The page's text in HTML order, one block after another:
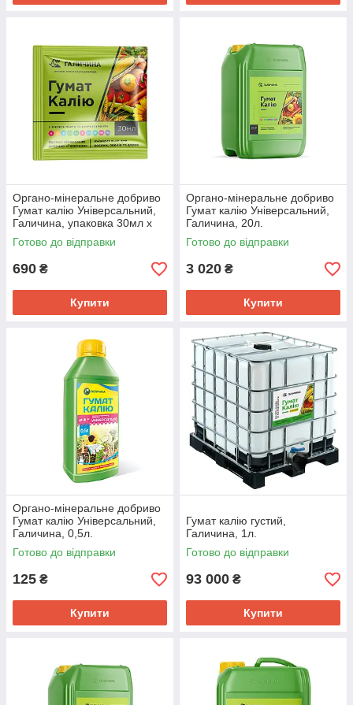
Органо-мінеральне добриво
Гумат калію Універсальний,
Галичина, упаковка 30мл х
40шт.
Готово до відправки
690 ₴
Купити
Органо-мінеральне добриво
Гумат калію Універсальний,
Галичина, 20л.
Готово до відправки
3 020 ₴
Купити
Органо-мінеральне добриво
Гумат калію Універсальний,
Галичина, 0,5л.
Готово до відправки
125 ₴
Купити
Гумат калію густий,
Галичина, 1л.
Готово до відправки
93 000 ₴
Купити